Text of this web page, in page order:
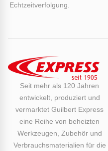
Echtzeitverfolgung.
Seit mehr als 120 Jahren
entwickelt, produziert und
vermarktet Guilbert Express
eine Reihe von beheizten
Werkzeugen, Zubehör und
Verbrauchsmaterialien für die